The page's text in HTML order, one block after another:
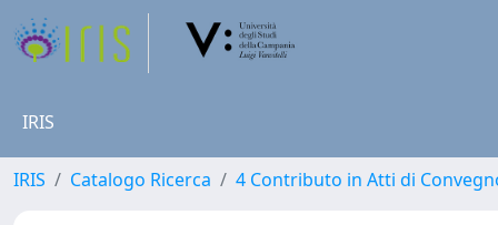
IRIS
IRIS Catalogo Ricerca 4 Contributo in Atti di